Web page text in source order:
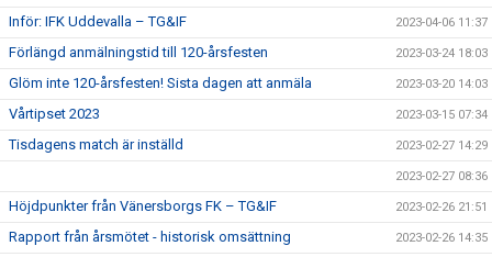
Inför: IFK Uddevalla – TG&IF 2023-04-06 11:37
Förlängd anmälningstid till 120-årsfesten 2023-03-24 18:03
Glöm inte 120-årsfesten! Sista dagen att anmäla 2023-03-20 14:03
Vårtipset 2023 2023-03-15 07:34
Tisdagens match är inställd 2023-02-27 14:29
2023-02-27 08:36
Höjdpunkter från Vänersborgs FK – TG&IF 2023-02-26 21:51
Rapport från årsmötet - historisk omsättning 2023-02-26 14:35